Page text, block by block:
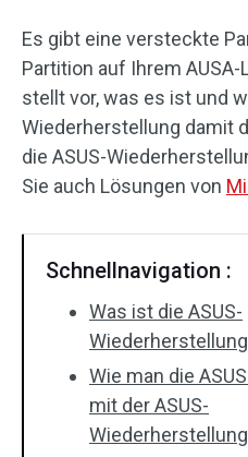
Es gibt eine versteckte
Partition auf Ihrem AUSA-
stellt vor, was es ist und
Wiederherstellung damit
die ASUS-
Sie auch Lösungen von
Schnellnavigation :
Was ist die ASUS-
Wie man die
mit der ASUS-